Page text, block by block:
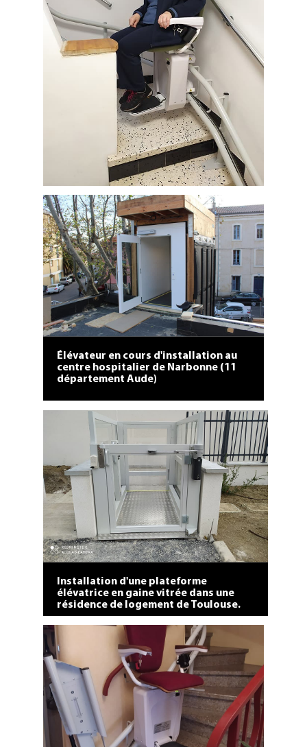
Ascenseur privatif vitré installé en
extérieur chez un particulier de
Mazamet (département 81 Tarn)
Fauteuil monte escalier installé au
domicile d'une personne âgée de
Saint Gervais sur Mare (département
34 Hérault).
Élévateur en cours d'installation au
centre hospitalier de Narbonne (11
département Aude)
Installation d'une plateforme
élévatrice en gaine vitrée dans une
résidence de logement de Toulouse.